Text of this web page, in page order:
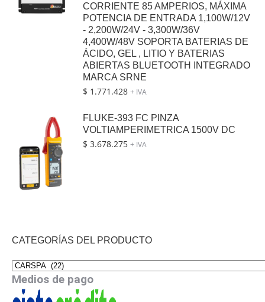
CORRIENTE 85 AMPERIOS, MÁXIMA
POTENCIA DE ENTRADA 1,100W/12V
- 2,200W/24V - 3,300W/36V
4,400W/48V SOPORTA BATERIAS DE
ÁCIDO, GEL , LITIO Y BATERIAS
ABIERTAS BLUETOOTH INTEGRADO
MARCA SRNE
$ 1.771.428 + IVA
FLUKE-393 FC PINZA
VOLTIAMPERIMETRICA 1500V DC
$ 3.678.275 + IVA
CATEGORÍAS DEL PRODUCTO
Medios de pago